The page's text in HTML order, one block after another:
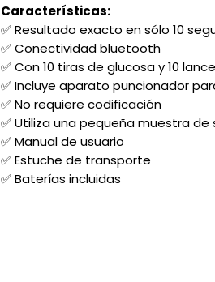
Características:
✅ Resultado exacto en sólo 10
✅ Conectividad bluetooth
✅ Con 10 tiras de glucosa y 10
✅ Incluye aparato puncionador
✅ No requiere codificación
✅ Utiliza una pequeña muestra
✅ Manual de usuario
✅ Estuche de transporte
✅ Baterías incluidas